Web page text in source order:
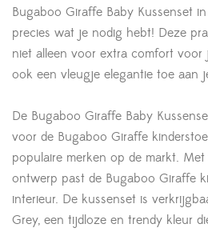
Bugaboo Giraffe Baby Kussenset
precies wat je nodig hebt! Deze
niet alleen voor extra comfort voor
ook een vleugje elegantie toe aan
De Bugaboo Giraffe Baby
voor de Bugaboo Giraffe
populaire merken op de markt.
ontwerp past de Bugaboo Giraffe
interieur. De kussenset is
Grey, een tijdloze en trendy kleur